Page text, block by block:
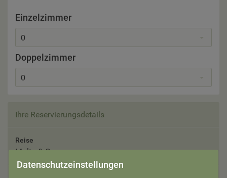
Einzelzimmer
0
Doppelzimmer
0
Ihre Reservierungsdetails
Reise
Malta & Gozo
Datenschutzeinstellungen